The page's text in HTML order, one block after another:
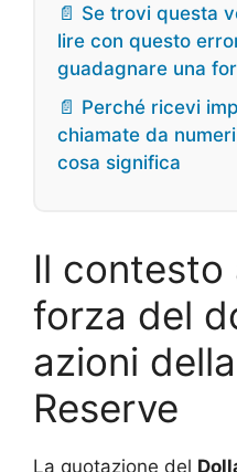
📄 Se trovi questa
lire con questo
guadagnare una
📄 Perché ricevi
chiamate da
cosa significa
Il contesto
forza del
azioni
Reserve
La quotazione del